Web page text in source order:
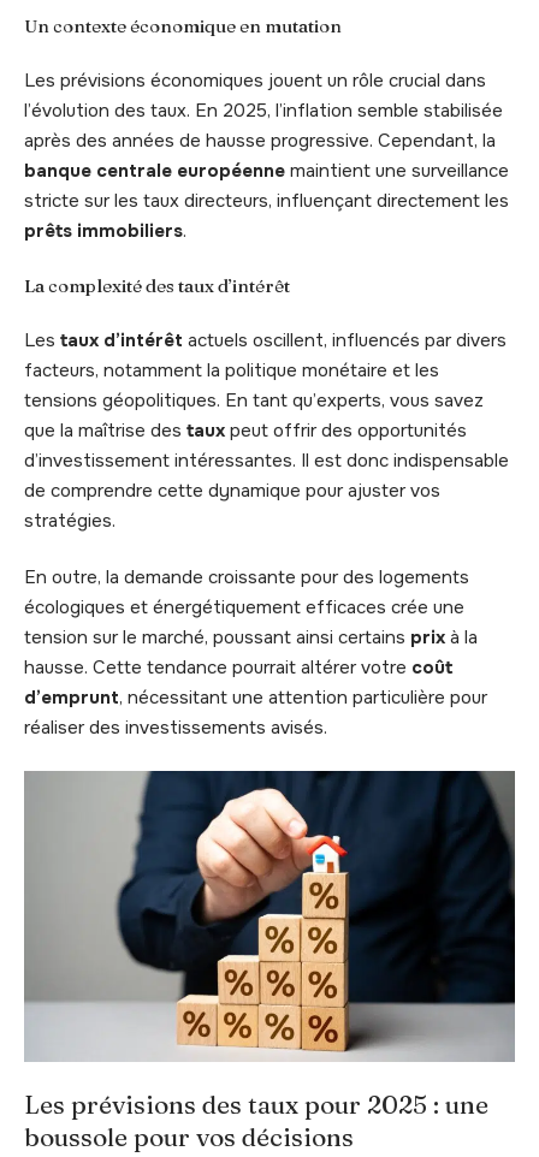
Un contexte économique en mutation
Les prévisions économiques jouent un rôle crucial dans
l’évolution des taux. En 2025, l’inflation semble stabilisée
après des années de hausse progressive. Cependant, la
banque centrale européenne maintient une surveillance
stricte sur les taux directeurs, influençant directement les
prêts immobiliers.
La complexité des taux d’intérêt
Les taux d’intérêt actuels oscillent, influencés par divers
facteurs, notamment la politique monétaire et les
tensions géopolitiques. En tant qu’experts, vous savez
que la maîtrise des taux peut offrir des opportunités
d’investissement intéressantes. Il est donc indispensable
de comprendre cette dynamique pour ajuster vos
stratégies.
En outre, la demande croissante pour des logements
écologiques et énergétiquement efficaces crée une
tension sur le marché, poussant ainsi certains prix à la
hausse. Cette tendance pourrait altérer votre coût
d’emprunt, nécessitant une attention particulière pour
réaliser des investissements avisés.
Les prévisions des taux pour 2025 : une
boussole pour vos décisions